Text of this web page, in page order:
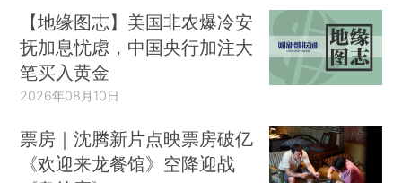
【地缘图志】美国非农爆冷安
抚加息忧虑，中国央行加注大
笔买入黄金
2026年08月10日
票房｜沈腾新片点映票房破亿
《欢迎来龙餐馆》空降迎战